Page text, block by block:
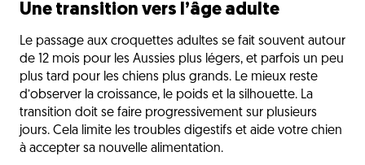
Une transition vers l’âge adulte
Le passage aux croquettes adultes se fait souvent autour
de 12 mois pour les Aussies plus légers, et parfois un peu
plus tard pour les chiens plus grands. Le mieux reste
d’observer la croissance, le poids et la silhouette. La
transition doit se faire progressivement sur plusieurs
jours. Cela limite les troubles digestifs et aide votre chien
à accepter sa nouvelle alimentation.